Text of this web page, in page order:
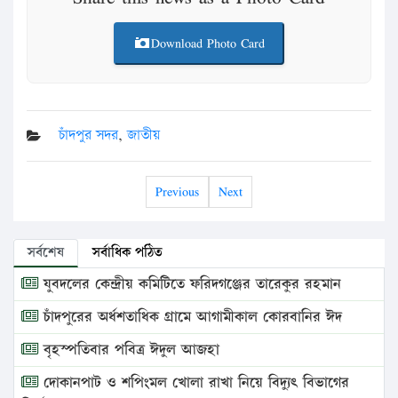
Download Photo Card
চাঁদপুর সদর,জাতীয়
Previous Next
সর্বশেষ সর্বাধিক পঠিত
যুবদলের কেন্দ্রীয় কমিটিতে ফরিদগঞ্জের তারেকুর রহমান
চাঁদপুরের অর্ধশতাধিক গ্রামে আগামীকাল কোরবানির ঈদ
বৃহস্পতিবার পবিত্র ঈদুল আজহা
দোকানপাট ও শপিংমল খোলা রাখা নিয়ে বিদ্যুৎ বিভাগের